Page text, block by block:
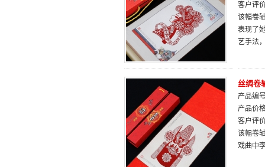
客户评
该幅卷
表现了
艺手法
丝绸卷
产品编
产品价
客户评
该幅卷
戏曲中